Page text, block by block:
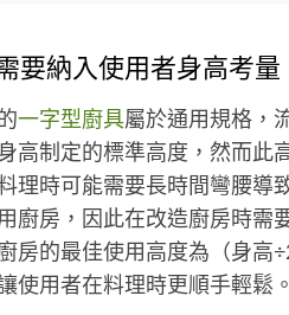
要納入使用者身高考量
一字型廚具屬於通用規格，
高制定的標準高度，然而此
理時可能需要長時間彎腰導
廚房，因此在改造廚房時需
房的最佳使用高度為（身高
使用者在料理時更順手輕鬆。